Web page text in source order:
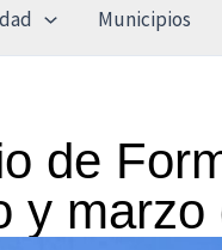
Municipios
de
y marzo